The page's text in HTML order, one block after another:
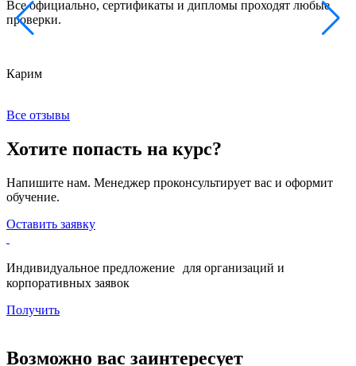
Все официально, сертификаты и дипломы проходят любые
проверки.
Карим
Все отзывы
Хотите попасть на курс?
Напишите нам. Менеджер проконсультирует вас и оформит
обучение.
Оставить заявку
Индивидуальное предложение для организаций и
корпоративных заявок
Получить
Возможно вас заинтересует